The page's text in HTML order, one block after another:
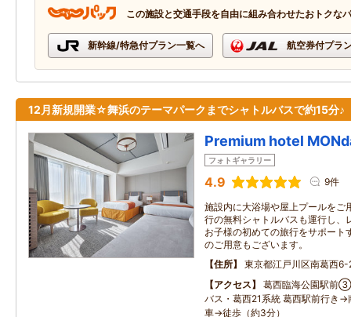
この施設と交通手段を自由に組み合わせたおトクな
新幹線/特急付プラン一覧へ 航空券付プラ
12月新規開業☆舞浜のテーマパークまでシャトルバスで約15分♪
Premium hotel
フォトギャラリー
4.9 9件
施設内に大浴場や屋上プールをご
行の無料シャトルバスも運行し、
お子様の初めての旅行をサポート
のご用意もございます。
住所
東京都江戸川区南葛西
アクセス
葛西臨海公園駅前
バス・葛西21系統 葛西駅前行き→
車→徒歩（約3分）